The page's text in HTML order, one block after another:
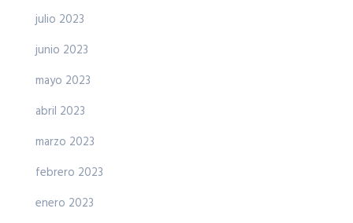
julio 2023
junio 2023
mayo 2023
abril 2023
marzo 2023
febrero 2023
enero 2023